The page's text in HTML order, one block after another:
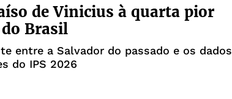
de Vinicius à quarta pior
Brasil
entre a Salvador do passado e os dados
do IPS 2026